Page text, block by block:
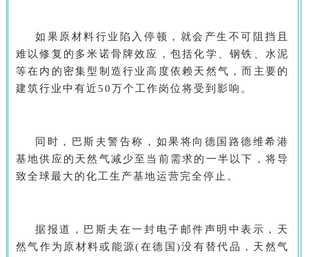
如果原材料行业陷入停顿，就会产生不可阻挡且
难以修复的多米诺骨牌效应，包括化学、钢铁、水泥
等在内的密集型制造行业高度依赖天然气，而主要的
建筑行业中有近50万个工作岗位将受到影响。
同时，巴斯夫警告称，如果将向德国路德维希港
基地供应的天然气减少至当前需求的一半以下，将导
致全球最大的化工生产基地运营完全停止。
据报道，巴斯夫在一封电子邮件声明中表示，天
然气作为原材料或能源(在德国)没有替代品，天然气